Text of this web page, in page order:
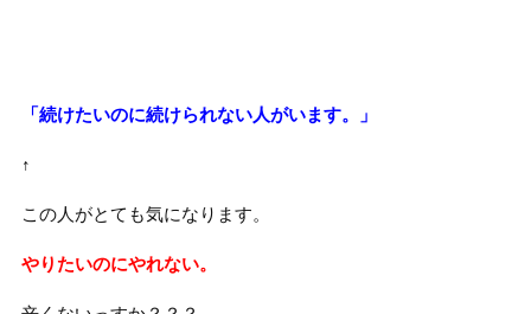
「続けたいのに続けられない人がいます。」
↑
この人がとても気になります。
やりたいのにやれない。